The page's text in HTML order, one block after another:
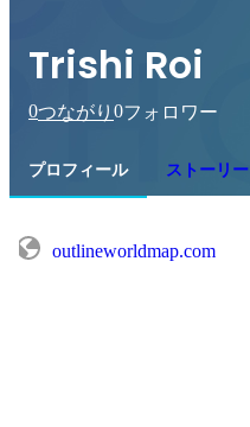
Trishi Roi
0つながり 0フォロワー
プロフィール ストーリー
outlineworldmap.com